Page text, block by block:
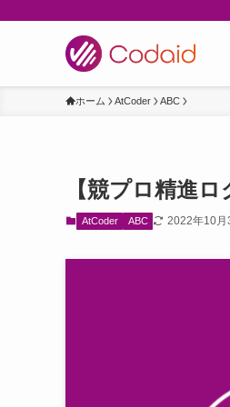
ホーム AtCoder ABC
【競プロ精進
AtCoder ABC 2022年10月